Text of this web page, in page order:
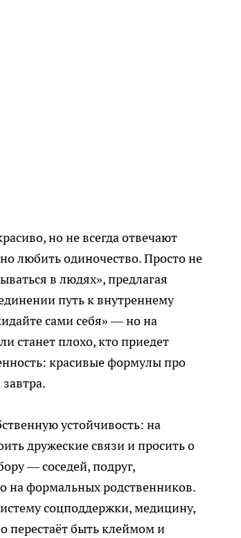
но не всегда отвечают
любить одиночество. Просто не
в людях», предлагая
путь к внутреннему
сами себя» — но на
станет плохо, кто приедет
красивые формулы про
устойчивость: на
дружеские связи и просить о
— соседей, подруг,
на формальных родственников.
соцподдержки, медицину,
перестаёт быть клеймом и